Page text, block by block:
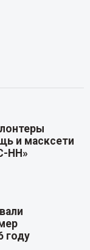
и масксети
НН»
году